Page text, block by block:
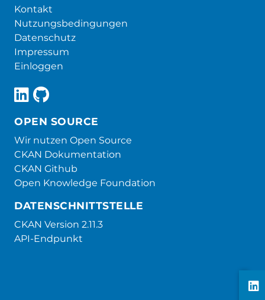
Kontakt
Nutzungsbedingungen
Datenschutz
Impressum
Einloggen
OPEN SOURCE
Wir nutzen Open Source
CKAN Dokumentation
CKAN Github
Open Knowledge Foundation
DATENSCHNITTSTELLE
CKAN Version 2.11.3
API-Endpunkt